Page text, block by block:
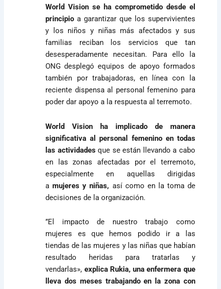
World Vision se ha comprometido desde el
principio a garantizar que los supervivientes
y los niños y niñas más afectados y sus
familias reciban los servicios que tan
desesperadamente necesitan. Para ello la
ONG desplegó equipos de apoyo formados
también por trabajadoras, en línea con la
reciente dispensa al personal femenino para
poder dar apoyo a la respuesta al terremoto.
World Vision ha implicado de manera
significativa al personal femenino en todas
las actividades que se están llevando a cabo
en las zonas afectadas por el terremoto,
especialmente en aquellas dirigidas
a mujeres y niñas, así como en la toma de
decisiones de la organización.
”El impacto de nuestro trabajo como
mujeres es que hemos podido ir a las
tiendas de las mujeres y las niñas que habían
resultado heridas para tratarlas y
vendarlas», explica Rukia, una enfermera que
lleva dos meses trabajando en la zona con